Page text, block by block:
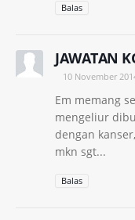
Balas
JAWATAN
10 November
Em memang
mengeliur
dengan
mkn sgt...
Balas